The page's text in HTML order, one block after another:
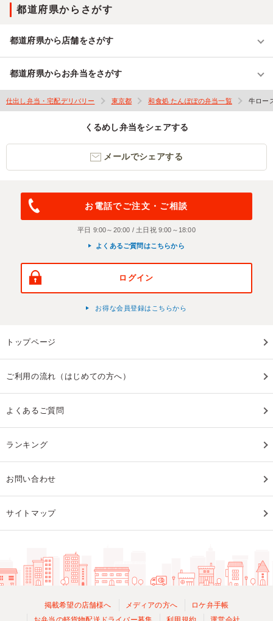
都道府県からさがす
都道府県から店舗をさがす
都道府県からお弁当をさがす
仕出し弁当・宅配デリバリー 東京都 和食処 たんぽぽの弁当一覧 牛ロー
くるめし弁当をシェアする
メールでシェアする
お電話でご注文・ご相談
平日 9:00～20:00 / 土日祝 9:00～18:00
よくあるご質問はこちらから
ログイン
お得な会員登録はこちらから
トップページ
ご利用の流れ（はじめての方へ）
よくあるご質問
ランキング
お問い合わせ
サイトマップ
掲載希望の店舗様へ メディアの方へ
ロケ弁手帳